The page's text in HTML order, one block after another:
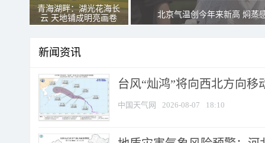
青海湖畔：湖光花海长
云 天地铺成明亮画卷
北京气温创今年来新高 焖蒸
新闻资讯
台风“灿鸿”将向西北方向移
中国天气网 2026-08-07 18:10